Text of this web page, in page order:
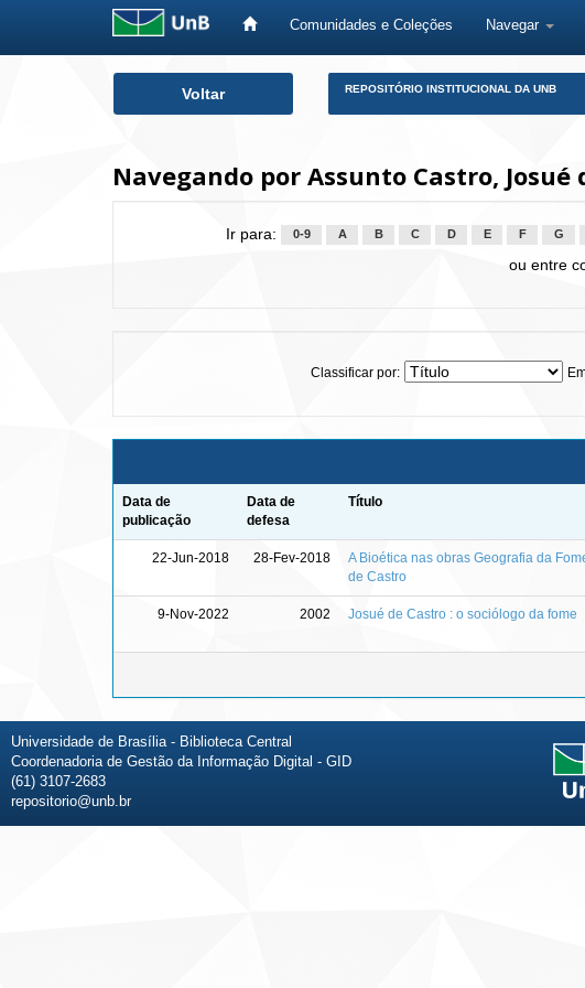
Comunidades e Coleções Navegar
Voltar REPOSITÓRIO INSTITUCIONAL DA UNB
Navegando por Assunto Castro,
Ir para: 0-9 A B C D E F G
ou entre
Classificar por:
Data de
publicação
Data de
defesa
Título
22-Jun-2018 28-Fev-2018
A Bioética nas obras Geografia da
de Castro
9-Nov-2022 2002 Josué de Castro : o sociólogo da fome
Universidade de Brasília - Biblioteca Central
Coordenadoria de Gestão da Informação Digital - GID
(61) 3107-2683
repositorio@unb.br